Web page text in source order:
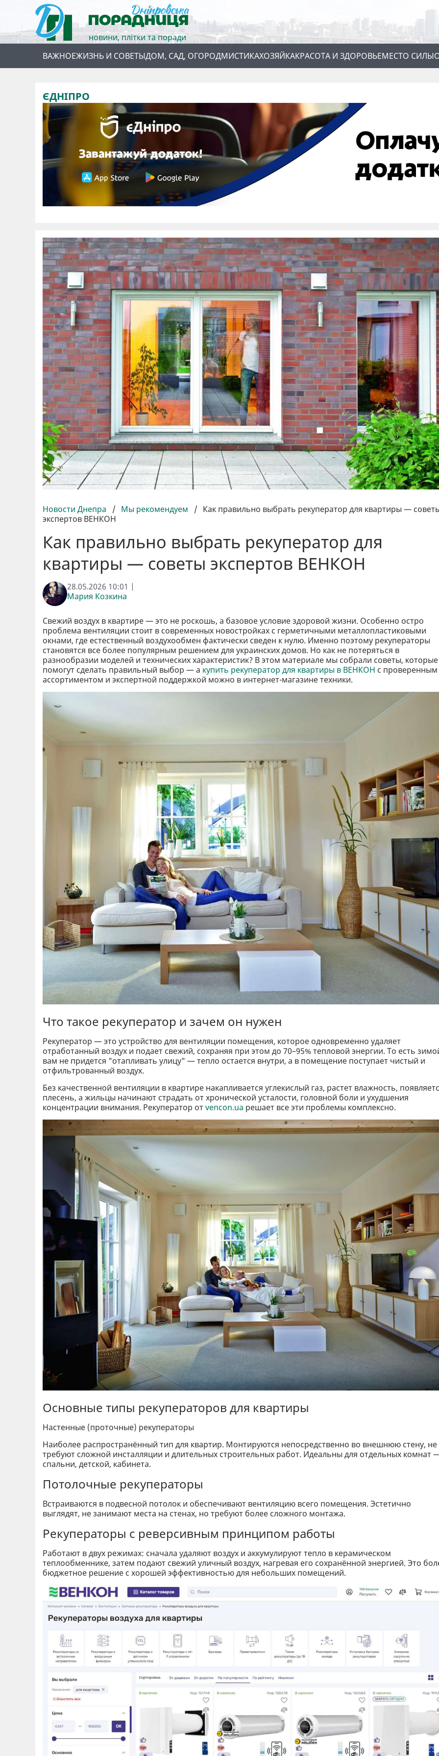
новини, плітки та поради
ВАЖНОЕЖИЗНЬ И СОВЕТЫДОМ, САД, ОГОРОДМИСТИКАХОЗЯЙКАКРАСОТА И ЗДОРОВЬЕМЕСТО СИЛЫ
ЄДНІПРО
Новости Днепра / Мы рекомендуем / Как правильно выбрать рекуператор для квартиры —
экспертов ВЕНКОН
Как правильно выбрать рекуператор для
квартиры — советы экспертов ВЕНКОН
28.05.2026 10:01 |
Мария Козкина
Свежий воздух в квартире — это не роскошь, а базовое условие здоровой жизни. Особенно остро
проблема вентиляции стоит в современных новостройках с герметичными металлопластиковыми
окнами, где естественный воздухообмен фактически сведен к нулю. Именно поэтому рекуператоры
становятся все более популярным решением для украинских домов. Но как не потеряться в
разнообразии моделей и технических характеристик? В этом материале мы собрали советы, которые
помогут сделать правильный выбор — а купить рекуператор для квартиры в ВЕНКОН с проверенным
ассортиментом и экспертной поддержкой можно в интернет-магазине техники.
Что такое рекуператор и зачем он нужен
Рекуператор — это устройство для вентиляции помещения, которое одновременно удаляет
отработанный воздух и подает свежий, сохраняя при этом до 70–95% тепловой энергии. То есть
вам не придется "отапливать улицу" — тепло остается внутри, а в помещение поступает чистый и
отфильтрованный воздух.
Без качественной вентиляции в квартире накапливается углекислый газ, растет влажность,
плесень, а жильцы начинают страдать от хронической усталости, головной боли и ухудшения
концентрации внимания. Рекуператор отvencon.ua решает все эти проблемы комплексно.
Основные типы рекуператоров для квартиры
Настенные (проточные) рекуператоры
Наиболее распространённый тип для квартир. Монтируются непосредственно во внешнюю стену, не
требуют сложной инсталляции и длительных строительных работ. Идеальны для отдельных комнат
спальни, детской, кабинета.
Потолочные рекуператоры
Встраиваются в подвесной потолок и обеспечивают вентиляцию всего помещения. Эстетично
выглядят, не занимают места на стенах, но требуют более сложного монтажа.
Рекуператоры с реверсивным принципом работы
Работают в двух режимах: сначала удаляют воздух и аккумулируют тепло в керамическом
теплообменнике, затем подают свежий уличный воздух, нагревая его сохранённой энергией. Это
бюджетное решение с хорошей эффективностью для небольших помещений.